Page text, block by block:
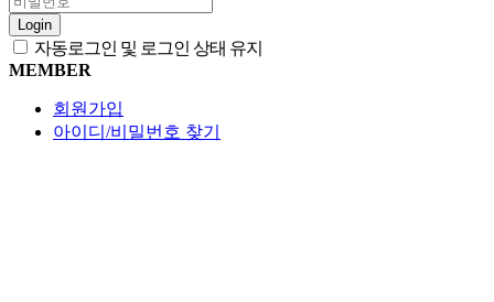
Login
자동로그인 및 로그인 상태 유지
MEMBER
회원가입
아이디/비밀번호 찾기